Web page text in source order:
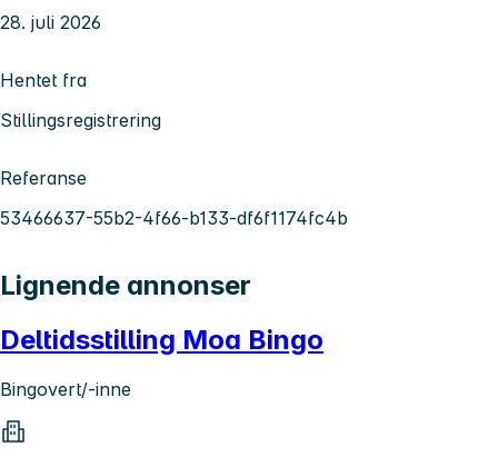
28. juli 2026
Hentet fra
Stillingsregistrering
Referanse
53466637-55b2-4f66-b133-df6f1174fc4b
Lignende annonser
Deltidsstilling Moa Bingo
Bingovert/-inne